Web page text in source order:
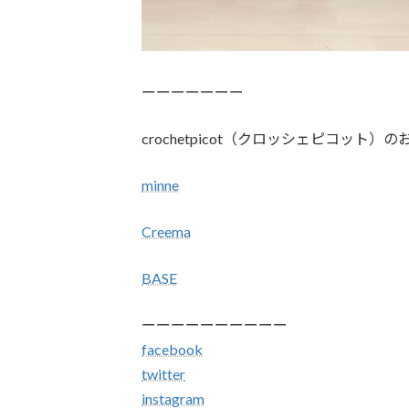
ーーーーーーー
crochetpicot（クロッシェピコット）の
minne
Creema
BASE
ーーーーーーーーーー
facebook
twitter
instagram